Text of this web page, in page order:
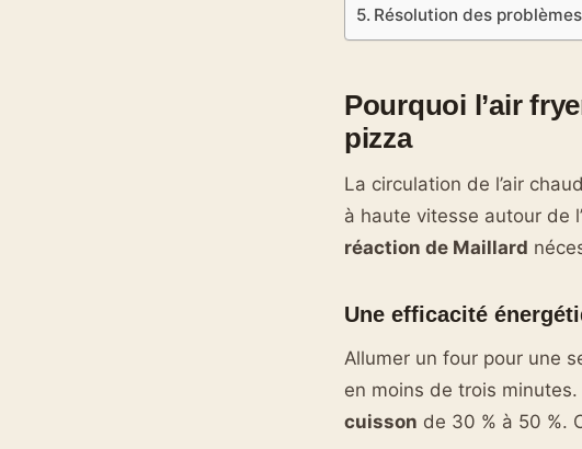
Résolution des
Pourquoi l’air
pizza
La circulation de l’air
à haute vitesse autour de
réaction de Maillard
Une efficacité
Allumer un four pour une
en moins de trois
cuisson de 30 % à 50 %.